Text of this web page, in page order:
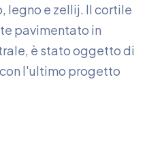
legno e zellij. Il cortile
pavimentato in
è stato oggetto di
l'ultimo progetto